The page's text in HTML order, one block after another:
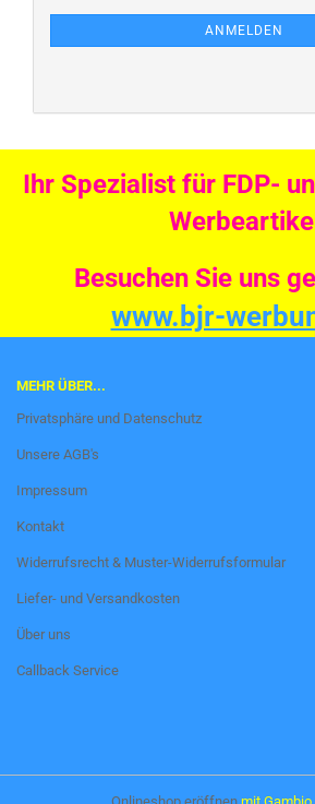
ANMELDEN
Ihr Spezialist für FDP-
Werbeartikel
Besuchen Sie uns
www.bjr-
MEHR ÜBER...
Privatsphäre und Datenschutz
Unsere AGB's
Impressum
Kontakt
Widerrufsrecht & Muster-Widerrufsformular
Liefer- und Versandkosten
Über uns
Callback Service